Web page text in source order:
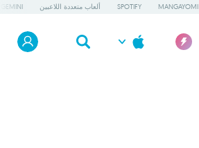
MANGAYOMI
SPOTIFY ألعاب متعددة اللاعبين